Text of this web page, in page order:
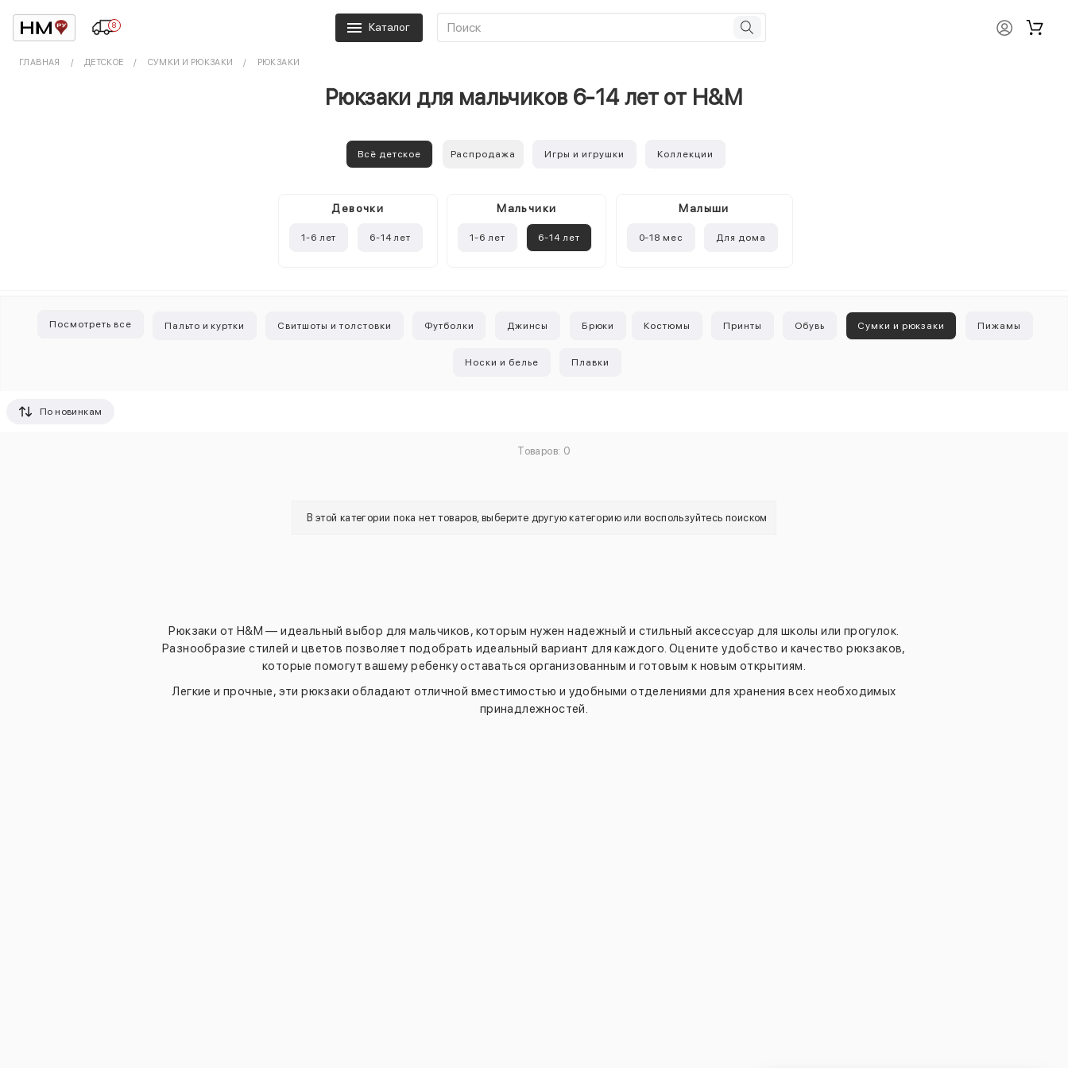
8 Каталог
ГЛАВНАЯ ДЕТСКОЕ СУМКИ И РЮКЗАКИ РЮКЗАКИ
Рюкзаки для мальчиков 6-14 лет от H&M
Всё детское Распродажа Игры и игрушки Коллекции
Девочки
1-6 лет 6-14 лет
Mальчики
1-6 лет 6-14 лет
Малыши
0-18 мес Для дома
Посмотреть все Пальто и куртки Свитшоты и толстовки Футболки Джинсы Брюки Костюмы Принты Обувь Сумки и рюкзаки Пижамы
Носки и белье Плавки
По новинкам
Товаров: 0
В этой категории пока нет товаров, выберите другую категорию или воспользуйтесь поиском
Рюкзаки от H&M — идеальный выбор для мальчиков, которым нужен надежный и стильный аксессуар для школы или прогулок.
Разнообразие стилей и цветов позволяет подобрать идеальный вариант для каждого. Оцените удобство и качество рюкзаков,
которые помогут вашему ребенку оставаться организованным и готовым к новым открытиям.
Легкие и прочные, эти рюкзаки обладают отличной вместимостью и удобными отделениями для хранения всех необходимых
принадлежностей.